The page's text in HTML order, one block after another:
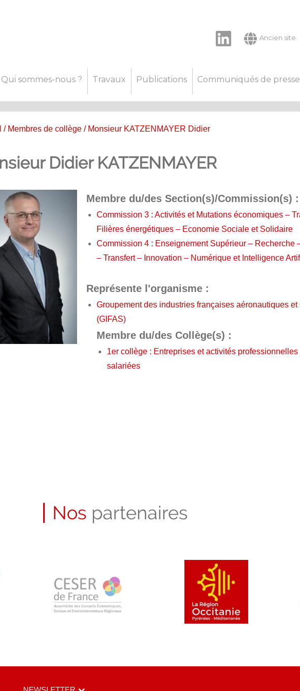
Ancien site
Qui sommes-nous ? Travaux Publications Communiqués de presse
/ Membres de collège/ Monsieur KATZENMAYER Didier
Didier KATZENMAYER
Membre du/des Section(s)/Commission(s) :
Commission 3 : Activités et Mutations économiques –
Filières énergétiques – Economie Sociale et Solidaire
Commission 4 : Enseignement Supérieur – Recherche
– Transfert – Innovation – Numérique et Intelligence
Représente l'organisme :
Groupement des industries françaises aéronautiques et
(GIFAS)
Membre du/des Collège(s) :
1er collège : Entreprises et activités professionnelles
salariées
Nos partenaires